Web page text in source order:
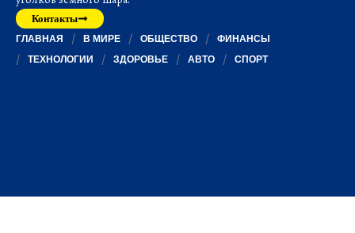
Контакты
ГЛАВНАЯ В МИРЕ ОБЩЕСТВО
ФИНАНСЫ
ТЕХНОЛОГИИ
ЗДОРОВЬЕ АВТО СПОРТ